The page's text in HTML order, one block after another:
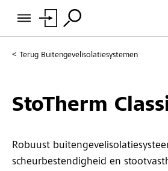
Terug Buitengevelisolatiesystemen
StoTherm
Robuust
scheurbestendigheid en